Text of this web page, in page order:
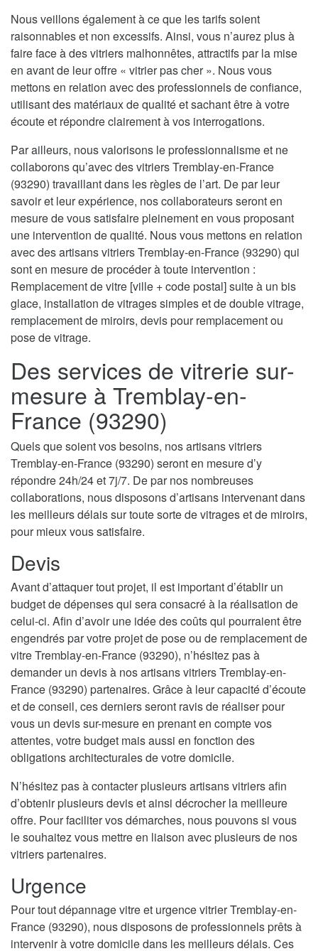
Nous veillons également à ce que les tarifs soient
raisonnables et non excessifs. Ainsi, vous n’aurez plus à
faire face à des vitriers malhonnêtes, attractifs par la mise
en avant de leur offre « vitrier pas cher ». Nous vous
mettons en relation avec des professionnels de confiance,
utilisant des matériaux de qualité et sachant être à votre
écoute et répondre clairement à vos interrogations.
Par ailleurs, nous valorisons le professionnalisme et ne
collaborons qu’avec des vitriers Tremblay-en-France
(93290) travaillant dans les règles de l’art. De par leur
savoir et leur expérience, nos collaborateurs seront en
mesure de vous satisfaire pleinement en vous proposant
une intervention de qualité. Nous vous mettons en relation
avec des artisans vitriers Tremblay-en-France (93290) qui
sont en mesure de procéder à toute intervention :
Remplacement de vitre [ville + code postal] suite à un bis
glace, installation de vitrages simples et de double vitrage,
remplacement de miroirs, devis pour remplacement ou
pose de vitrage.
Des services de vitrerie sur-
mesure à Tremblay-en-
France (93290)
Quels que soient vos besoins, nos artisans vitriers
Tremblay-en-France (93290) seront en mesure d’y
répondre 24h/24 et 7j/7. De par nos nombreuses
collaborations, nous disposons d’artisans intervenant dans
les meilleurs délais sur toute sorte de vitrages et de miroirs,
pour mieux vous satisfaire.
Devis
Avant d’attaquer tout projet, il est important d’établir un
budget de dépenses qui sera consacré à la réalisation de
celui-ci. Afin d’avoir une idée des coûts qui pourraient être
engendrés par votre projet de pose ou de remplacement de
vitre Tremblay-en-France (93290), n’hésitez pas à
demander un devis à nos artisans vitriers Tremblay-en-
France (93290) partenaires. Grâce à leur capacité d’écoute
et de conseil, ces derniers seront ravis de réaliser pour
vous un devis sur-mesure en prenant en compte vos
attentes, votre budget mais aussi en fonction des
obligations architecturales de votre domicile.
N’hésitez pas à contacter plusieurs artisans vitriers afin
d’obtenir plusieurs devis et ainsi décrocher la meilleure
offre. Pour faciliter vos démarches, nous pouvons si vous
le souhaitez vous mettre en liaison avec plusieurs de nos
vitriers partenaires.
Urgence
Pour tout dépannage vitre et urgence vitrier Tremblay-en-
France (93290), nous disposons de professionnels prêts à
intervenir à votre domicile dans les meilleurs délais. Ces